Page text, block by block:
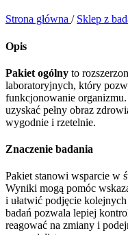
Strona główna / Sklep z
Opis
Pakiet ogólny to
laboratoryjnych, który
funkcjonowanie
uzyskać pełny obraz
wygodnie i rzetelnie.
Znaczenie badania
Pakiet stanowi wsparcie w
Wyniki mogą pomóc
i ułatwić podjęcie
badań pozwala lepiej
reagować na zmiany i